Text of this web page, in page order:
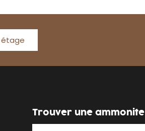
étage
Trouver une ammonite